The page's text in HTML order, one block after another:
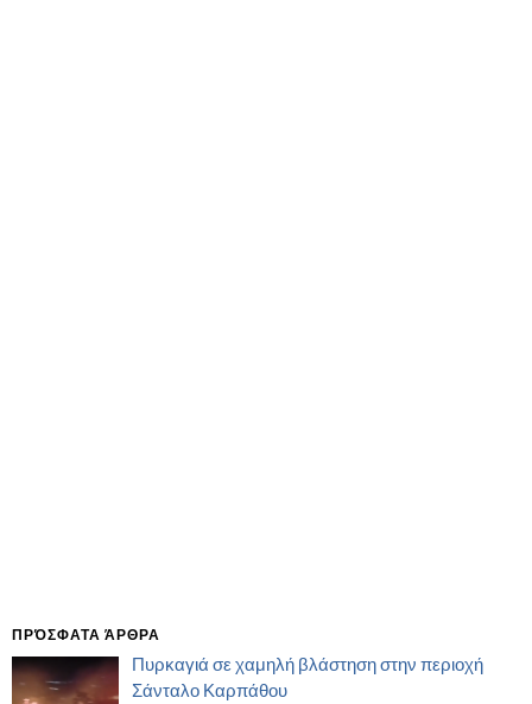
ΠΡΌΣΦΑΤΑ ΆΡΘΡΑ
Πυρκαγιά σε χαμηλή βλάστηση στην περιοχή
Σάνταλο Καρπάθου